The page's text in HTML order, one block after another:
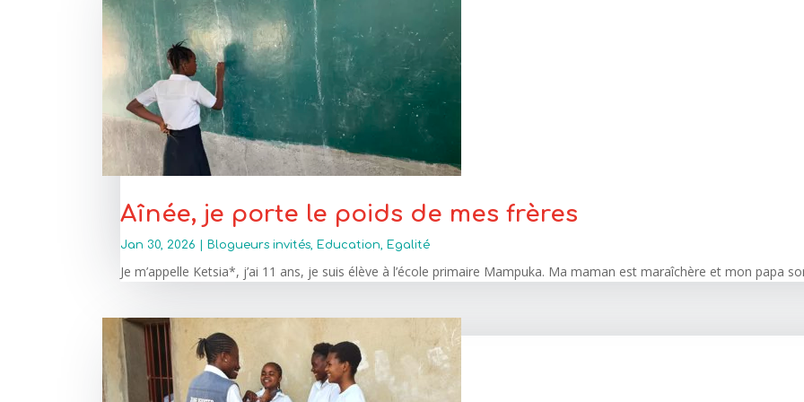
Aînée, je porte le poids de mes frères
Jan 30, 2026 Blogueurs invités, Education, Egalité
Je m’appelle Ketsia*, j’ai 11 ans, je suis élève à l’école primaire Mampuka. Ma maman est maraîchère et mon papa